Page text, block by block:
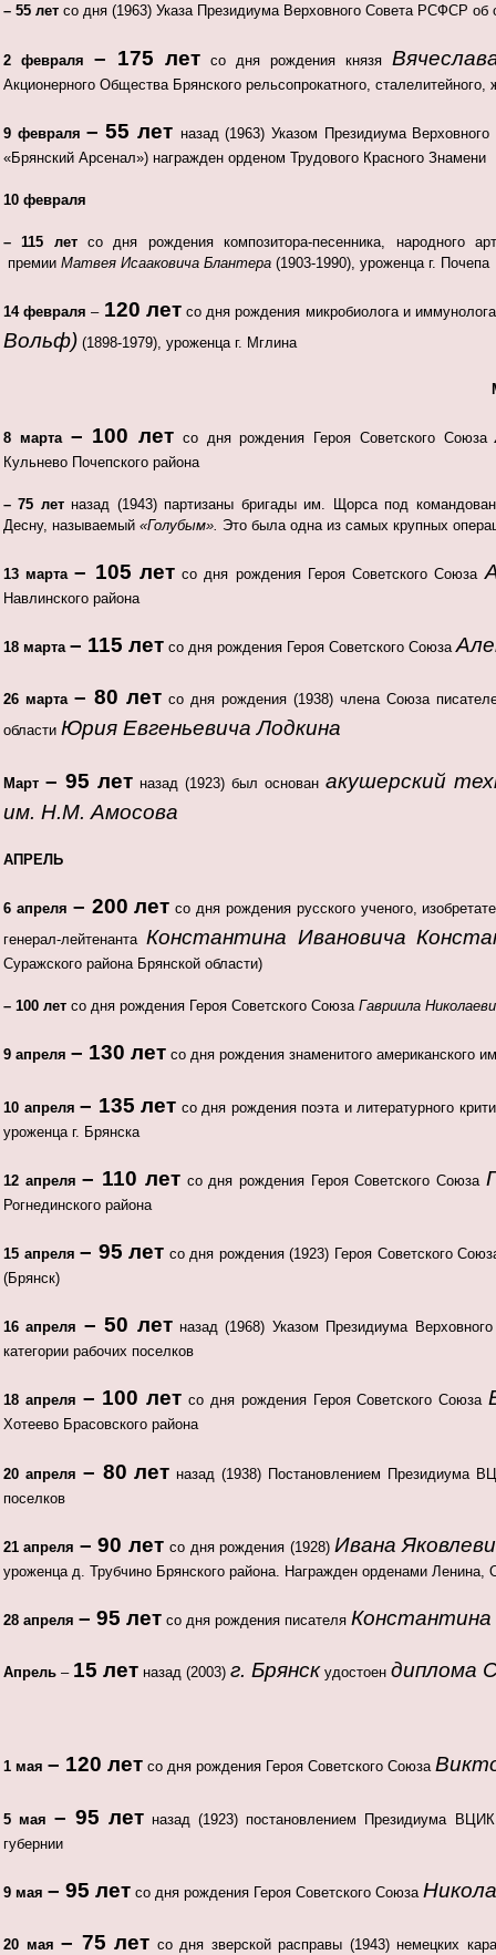
– 55 лет со дня (1963) Указа Президиума Верховного Совета РСФСР об
2 февраля – 175 лет со дня рождения князя
Акционерного Общества Брянского рельсопрокатного,
9 февраля– 55 лет назад (1963) Указом Президиума
«Брянский Арсенал») награжден орденом Трудового Красного Знамени
10 февраля
– 115 летсо дня рождения композитора-песенника, народного
премии Матвея Исааковича Блантера (1903-1990), уроженца г. Почепа
14 февраля– 120 летсо дня рождения микробиолога и
Вольф) (1898-1979), уроженца г. Мглина
8 марта – 100 лет со дня рождения Героя Советского Союза
Кульнево Почепского района
– 75 летназад (1943) партизаны бригады им. Щорса под
Десну, называемый «Голубым». Это была одна из самых крупных
13 марта– 105 летсо дня рождения Героя Советского Союза
Навлинского района
18 марта – 115 лет со дня рождения Героя Советского Союза
26 марта – 80 лет со дня рождения (1938) члена Союза
области Юрия Евгеньевича Лодкина
Март – 95 лет назад (1923) был основан акушерский
им. Н.М. Амосова
АПРЕЛЬ
6 апреля – 200 лет со дня рождения русского ученого,
генерал-лейтенантаКонстантина Ивановича
Суражского района Брянской области)
– 100 лет со дня рождения Героя Советского Союза Гавриила
9 апреля – 130 лет со дня рождения знаменитого американского
10 апреля– 135 лет со дня рождения поэта и литературного
уроженца г. Брянска
12 апреля– 110 летсо дня рождения Героя Советского Союза
Рогнединского района
15 апреля– 95 лет со дня рождения (1923) Героя Советского
(Брянск)
16 апреля – 50 летназад (1968) Указом Президиума
категории рабочих поселков
18 апреля – 100 лет со дня рождения Героя Советского Союза
Хотеево Брасовского района
20 апреля – 80 лет назад (1938) Постановлением Президиума
поселков
21 апреля – 90 летсо дня рождения (1928)Ивана
уроженца д. Трубчино Брянского района. Награжден орденами
28 апреля – 95 лет со дня рождения писателя Константина
Апрель – 15 лет назад (2003) г. Брянскудостоен диплома
1 мая – 120 лет со дня рождения Героя Советского Союза
5 мая– 95 лет назад (1923) постановлением Президиума
губернии
9 мая – 95 лет со дня рождения Героя Советского Союза
20 мая – 75 лет со дня зверской расправы (1943) немецких